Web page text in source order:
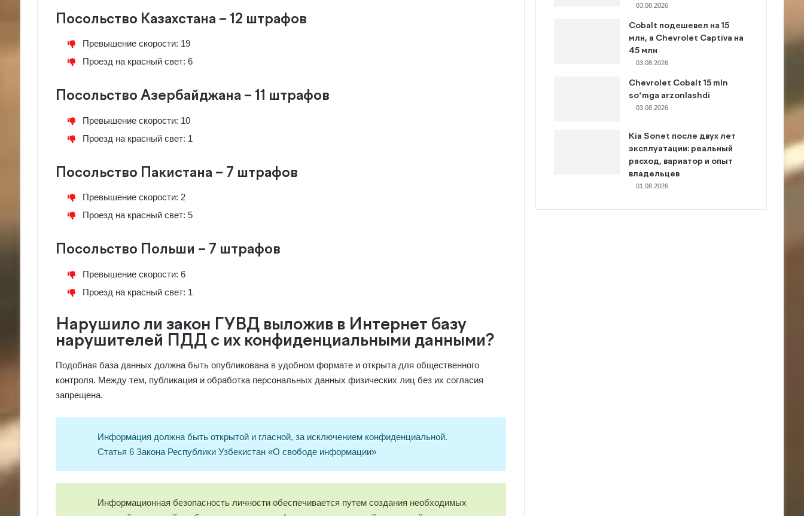
Посольство Казахстана – 12 штрафов
Превышение скорости: 19
Проезд на красный свет: 6
Посольство Азербайджана – 11 штрафов
Превышение скорости: 10
Проезд на красный свет: 1
Посольство Пакистана – 7 штрафов
Превышение скорости: 2
Проезд на красный свет: 5
Посольство Польши – 7 штрафов
Превышение скорости: 6
Проезд на красный свет: 1
Нарушило ли закон ГУВД выложив в Интернет базу
нарушителей ПДД с их конфиденциальными данными?
Подобная база данных должна быть опубликована в удобном формате и открыта для общественного
контроля. Между тем, публикация и обработка персональных данных физических лиц без их согласия
запрещена.
Информация должна быть открытой и гласной, за исключением конфиденциальной.
Статья 6 Закона Республики Узбекистан «О свободе информации»
Информационная безопасность личности обеспечивается путем создания необходимых
03.08.2026
Cobalt подешевел на 15
млн, а Chevrolet Captiva на
45 млн
03.08.2026
Chevrolet Cobalt 15 mln
so‘mga arzonlashdi
03.08.2026
Kia Sonet после двух лет
эксплуатации: реальный
расход, вариатор и опыт
владельцев
01.08.2026